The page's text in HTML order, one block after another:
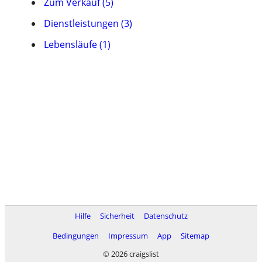
Dienstleistungen (3)
Lebensläufe (1)
Hilfe Sicherheit
Datenschutz
Bedingungen
Impressum App
Sitemap
© 2026 craigslist